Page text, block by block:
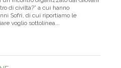
incontro organizzato dai Giovani
di civiltà?” a cui hanno
Sofri, di cui riportiamo le
voglio sottolinea...